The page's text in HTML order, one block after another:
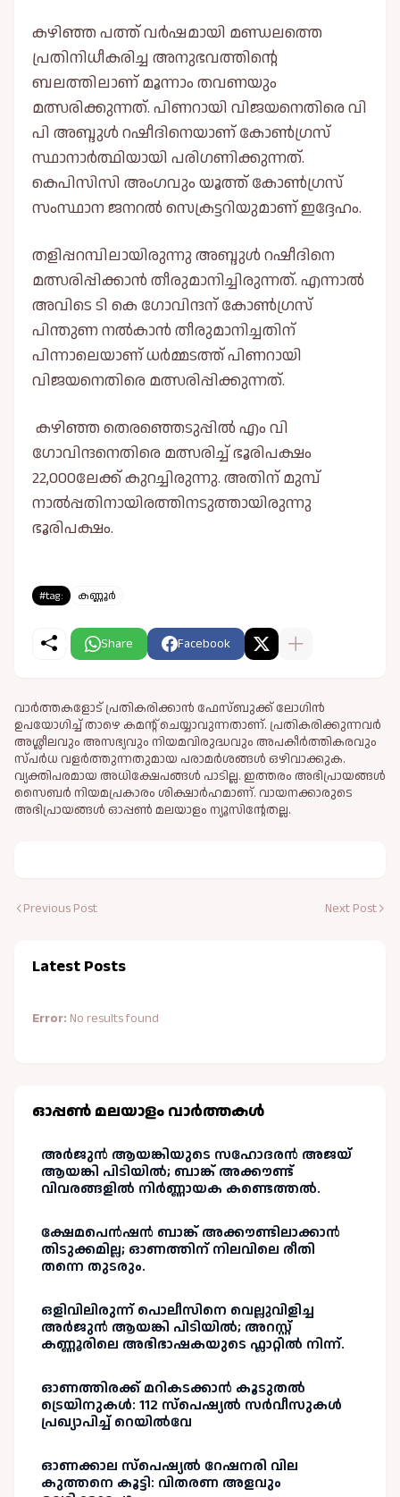
കഴിഞ്ഞ പത്ത് വർഷമായി മണ്ഡലത്തെ
പ്രതിനിധീകരിച്ച അനുഭവത്തിന്റെ
ബലത്തിലാണ് മൂന്നാം തവണയും
മത്സരിക്കുന്നത്. പിണറായി വിജയനെതിരെ വി
പി അബ്ദുൾ റഷീദിനെയാണ് കോൺ​ഗ്രസ്
സ്ഥാനാർത്ഥിയായി പരിഗണിക്കുന്നത്.
കെപിസിസി അം​ഗവും യൂത്ത് കോൺഗ്രസ്
സംസ്ഥാന ജനറൽ സെക്രട്ടറിയുമാണ് ഇദ്ദേഹം.
തളിപ്പറമ്പിലായിരുന്നു അബ്ദുൾ റഷീദിനെ
മത്സരിപ്പിക്കാൻ തീരുമാനിച്ചിരുന്നത്. എന്നാൽ
അവിടെ ടി കെ ​ഗോവിന്ദന് കോൺ​ഗ്രസ്
പിന്തുണ നൽകാൻ തീരുമാനിച്ചതിന്
പിന്നാലെയാണ് ധർമ്മടത്ത് പിണറായി
വിജയനെതിരെ മത്സരിപ്പിക്കുന്നത്.
കഴിഞ്ഞ തെരഞ്ഞെടുപ്പിൽ എം വി ​
ഗോവിന്ദനെതിരെ മത്സരിച്ച് ഭൂരിപക്ഷം
22,000ലേക്ക് കുറച്ചിരുന്നു. അതിന് മുമ്പ്
നാൽപ്പതിനായിരത്തിനടുത്തായിരുന്നു
ഭൂരിപക്ഷം.
#tag: കണ്ണൂർ
Share Facebook
വാർത്തകളോട് പ്രതികരിക്കാൻ ഫേസ്ബുക്ക് ലോഗിൻ
ഉപയോഗിച്ച് താഴെ കമന്റ് ചെയ്യാവുന്നതാണ്. പ്രതികരിക്കുന്നവര്‍
അശ്ലീലവും അസഭ്യവും നിയമവിരുദ്ധവും അപകീര്‍ത്തികരവും
സ്പര്‍ധ വളര്‍ത്തുന്നതുമായ പരാമര്‍ശങ്ങള്‍ ഒഴിവാക്കുക.
വ്യക്തിപരമായ അധിക്ഷേപങ്ങള്‍ പാടില്ല. ഇത്തരം അഭിപ്രായങ്ങള്‍
സൈബര്‍ നിയമപ്രകാരം ശിക്ഷാര്‍ഹമാണ്. വായനക്കാരുടെ
അഭിപ്രായങ്ങള്‍ ഓപ്പൺ മലയാളം ന്യൂസിന്റേതല്ല.
Previous Post Next Post
Latest Posts
Error: No results found
ഓപ്പണ്‍ മലയാളം വാർത്തകള്‍
അർജുൻ ആയങ്കിയുടെ സഹോദരൻ അജയ്
ആയങ്കി പിടിയിൽ; ബാങ്ക് അക്കൗണ്ട്
വിവരങ്ങളിൽ നിർണ്ണായക കണ്ടെത്തൽ.
ക്ഷേമപെൻഷൻ ബാങ്ക് അക്കൗണ്ടിലാക്കാൻ
തിടുക്കമില്ല; ഓണത്തിന് നിലവിലെ രീതി
തന്നെ തുടരും.
ഒളിവിലിരുന്ന് പൊലീസിനെ വെല്ലുവിളിച്ച
അർജുൻ ആയങ്കി പിടിയിൽ; അറസ്റ്റ്
കണ്ണൂരിലെ അഭിഭാഷകയുടെ ഫ്ലാറ്റിൽ നിന്ന്.
ഓണത്തിരക്ക് മറികടക്കാൻ കൂടുതൽ
ട്രെയിനുകൾ: 112 സ്പെഷ്യൽ സർവീസുകൾ
പ്രഖ്യാപിച്ച് റെയിൽവേ
ഓണക്കാല സ്പെഷ്യൽ റേഷനരി വില
കുത്തനെ കൂട്ടി: വിതരണ അളവും